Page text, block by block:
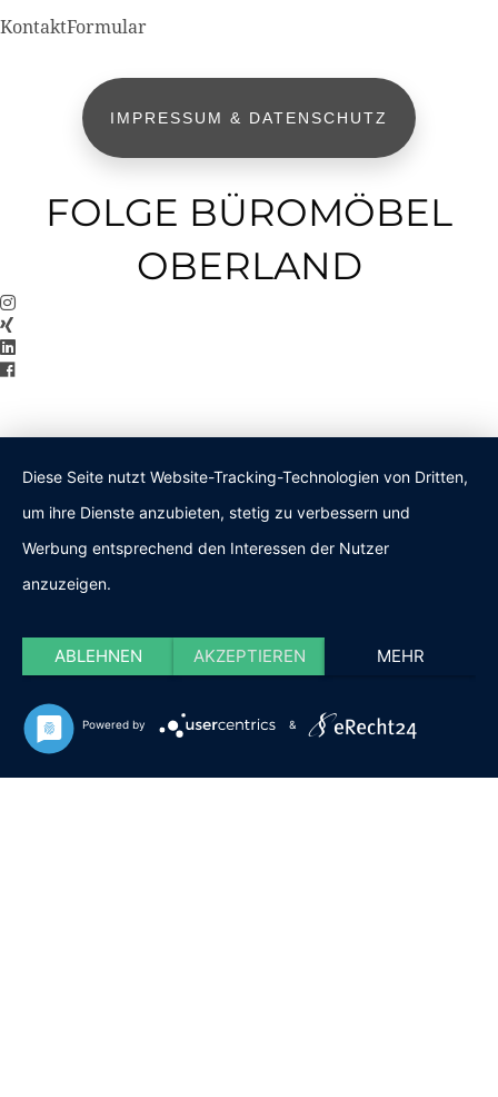
KontaktFormular
IMPRESSUM & DATENSCHUTZ
FOLGE BÜROMÖBEL
OBERLAND
Diese Seite nutzt Website-Tracking-Technologien von Dritten,
um ihre Dienste anzubieten, stetig zu verbessern und
Werbung entsprechend den Interessen der Nutzer
anzuzeigen.
ABLEHNEN AKZEPTIEREN MEHR
Powered by &